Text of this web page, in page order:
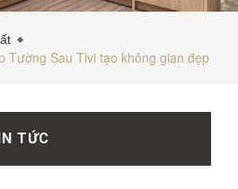
Tường Sau Tivi tạo không gian đẹp
TỨC